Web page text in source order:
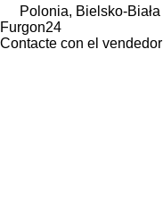
Polonia, Bielsko-Biała
Furgon24
Contacte con el vendedor